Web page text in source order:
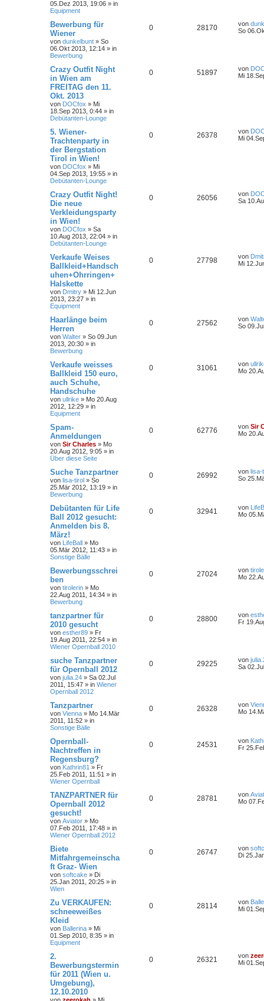
05.Dez 2013, 19:06 » in
Equipment
Bewerbung für
Wiener
von dunkelbunt » So
06.Okt 2013, 12:14 » in
Bewerbung
0 28170 von
So
Crazy Outfit Night
in Wien am
FREITAG den 11.
Okt. 2013
von DOCfox » Mi
18.Sep 2013, 0:44 » in
Debütanten-Lounge
0 51897 von
Mi
5. Wiener-
Trachtenparty in
der Bergstation
Tirol in Wien!
von DOCfox » Mi
04.Sep 2013, 19:55 » in
Debütanten-Lounge
0 26378 von
Mi
Crazy Outfit Night!
Die neue
Verkleidungsparty
in Wien!
von DOCfox » Sa
10.Aug 2013, 22:04 » in
Debütanten-Lounge
0 26056 von
Sa
Verkaufe Weises
Ballkleid+Handsch
uhen+Ohrringen+
Halskette
von Dmitry » Mi 12.Jun
2013, 23:27 » in
Equipment
0 27798 von
Mi
Haarlänge beim
Herren
von Walter » So 09.Jun
2013, 20:30 » in
Bewerbung
0 27562 von
So
Verkaufe weisses
Ballkleid 150 euro,
auch Schuhe,
Handschuhe
von ullrike » Mo 20.Aug
2012, 12:29 » in
Equipment
0 31061 von
Mo
Spam-
Anmeldungen
von Sir Charles » Mo
20.Aug 2012, 9:05 » in
Über diese Seite
0 62776 von Sir
Mo
Suche Tanzpartner
von lisa-tirol » So
25.Mär 2012, 13:19 » in
Bewerbung
0 26992 von lisa-
So
Debütanten für Life
Ball 2012 gesucht:
Anmelden bis 8.
März!
von LifeBall » Mo
05.Mär 2012, 11:43 » in
Sonstige Bälle
0 32941 von
Mo
Bewerbungsschrei
ben
von tirolerin » Mo
22.Aug 2011, 14:34 » in
Bewerbung
0 27024 von
Mo
tanzpartner für
2010 gesucht
von esther89 » Fr
19.Aug 2011, 22:54 » in
Wiener Opernball 2010
0 28800 von
Fr
suche Tanzpartner
für Opernball 2012
von julia.24 » Sa 02.Jul
2011, 15:47 » in Wiener
Opernball 2012
0 29225 von
Sa
Tanzpartner
von Vienna » Mo 14.Mär
2011, 11:52 » in
Sonstige Bälle
0 26328 von
Mo
Opernball-
Nachtreffen in
Regensburg?
von Kathrin81 » Fr
25.Feb 2011, 11:51 » in
Wiener Opernball
0 24531 von
Fr
TANZPARTNER für
Opernball 2012
gesucht!
von Aviator » Mo
07.Feb 2011, 17:48 » in
Wiener Opernball 2012
0 28781 von
Mo
Biete
Mitfahrgemeinscha
ft Graz- Wien
von softcake » Di
25.Jan 2011, 20:25 » in
Wien
0 26747 von
Di
Zu VERKAUFEN:
schneeweißes
Kleid
von Ballerina » Mi
01.Sep 2010, 8:35 » in
Equipment
0 28114 von
Mi
2.
Bewerbungstermin
für 2011 (Wien u.
Umgebung),
12.10.2010
0 26321 von
Mi